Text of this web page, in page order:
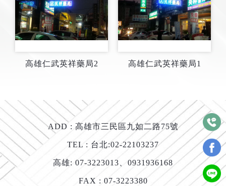
高雄仁武英祥藥局2 高雄仁武英祥藥局1
ADD : 高雄市三民區九如二路75號
TEL : 台北:02-22103237
高雄: 07-3223013、 0931936168
FAX : 07-3223380